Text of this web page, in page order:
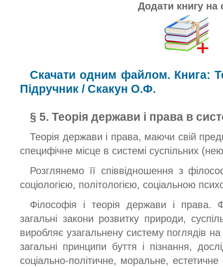
Додати книгу на
Скачати одним файлом. Книга:
Підручник / Скакун О.Ф.
§ 5. Теорія держави і права в
Теорія держави і права, маючи свій
специфічне місце в системі суспільних
Розглянемо її співвідношення з
соціологією, політологією, соціальною
Філософія і теорія держави і
загальні закони розвитку природи,
виробляє узагальнену систему поглядів
загальні принципи буття і пізнання,
соціально-політичне, моральне,